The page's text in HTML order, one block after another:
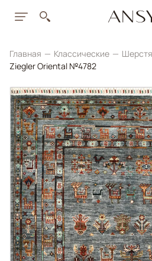
Главная Классические
Ziegler Oriental №4782